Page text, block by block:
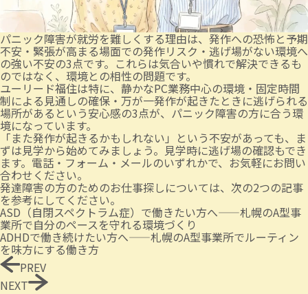
パニック障害が就労を難しくする理由は、発作への恐怖と予期
不安・緊張が高まる場面での発作リスク・逃げ場がない環境へ
の強い不安の3点です。これらは気合いや慣れで解決できるも
のではなく、環境との相性の問題です。
ユーリード福住は特に、静かなPC業務中心の環境・固定時間
制による見通しの確保・万が一発作が起きたときに逃げられる
場所があるという安心感の3点が、パニック障害の方に合う環
境になっています。
「また発作が起きるかもしれない」という不安があっても、ま
ずは見学から始めてみましょう。見学時に逃げ場の確認もでき
ます。電話・フォーム・メールのいずれかで、お気軽にお問い
合わせください。
発達障害の方のためのお仕事探しについては、次の2つの記事
を参考にしてください。
ASD（自閉スペクトラム症）で働きたい方へ——札幌のA型事
業所で自分のペースを守れる環境づくり
ADHDで働き続けたい方へ——札幌のA型事業所でルーティン
を味方にする働き方
PREV
NEXT